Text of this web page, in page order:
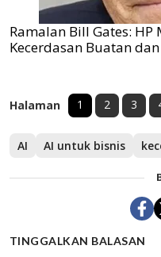
Ramalan Bill Gates:
Kecerdasan Buatan
Halaman 1 2 3
AI AI untuk bisnis
TINGGALKAN BALASAN